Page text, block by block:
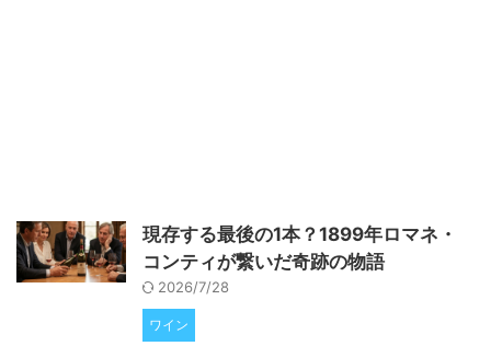
します。また、AIが醸造に与える
影響や、業界の専門家からの洞察
も掲載されてい ...
現存する最後の1本？1899年ロマネ・
コンティが繋いだ奇跡の物語
2026/7/28
ワイン